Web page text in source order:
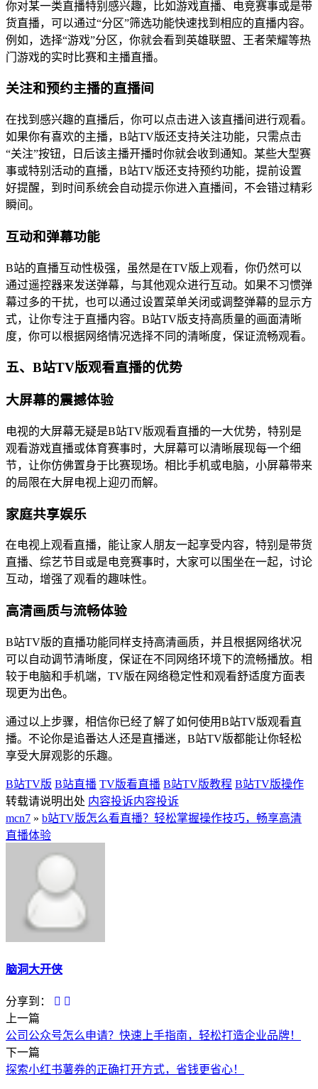
你对某一类直播特别感兴趣，比如游戏直播、电竞赛事或是带
货直播，可以通过“分区”筛选功能快速找到相应的直播内容。
例如，选择“游戏”分区，你就会看到英雄联盟、王者荣耀等热
门游戏的实时比赛和主播直播。
关注和预约主播的直播间
在找到感兴趣的直播后，你可以点击进入该直播间进行观看。
如果你有喜欢的主播，B站TV版还支持关注功能，只需点击
“关注”按钮，日后该主播开播时你就会收到通知。某些大型赛
事或特别活动的直播，B站TV版还支持预约功能，提前设置
好提醒，到时间系统会自动提示你进入直播间，不会错过精彩
瞬间。
互动和弹幕功能
B站的直播互动性极强，虽然是在TV版上观看，你仍然可以
通过遥控器来发送弹幕，与其他观众进行互动。如果不习惯弹
幕过多的干扰，也可以通过设置菜单关闭或调整弹幕的显示方
式，让你专注于直播内容。B站TV版支持高质量的画面清晰
度，你可以根据网络情况选择不同的清晰度，保证流畅观看。
五、B站TV版观看直播的优势
大屏幕的震撼体验
电视的大屏幕无疑是B站TV版观看直播的一大优势，特别是
观看游戏直播或体育赛事时，大屏幕可以清晰展现每一个细
节，让你仿佛置身于比赛现场。相比手机或电脑，小屏幕带来
的局限在大屏电视上迎刃而解。
家庭共享娱乐
在电视上观看直播，能让家人朋友一起享受内容，特别是带货
直播、综艺节目或是电竞赛事时，大家可以围坐在一起，讨论
互动，增强了观看的趣味性。
高清画质与流畅体验
B站TV版的直播功能同样支持高清画质，并且根据网络状况
可以自动调节清晰度，保证在不同网络环境下的流畅播放。相
较于电脑和手机端，TV版在网络稳定性和观看舒适度方面表
现更为出色。
通过以上步骤，相信你已经了解了如何使用B站TV版观看直
播。不论你是追番达人还是直播迷，B站TV版都能让你轻松
享受大屏观影的乐趣。
B站TV版 B站直播 TV版看直播 B站TV版教程 B站TV版操作
转载请说明出处 内容投诉内容投诉
mcn7 » b站TV版怎么看直播？轻松掌握操作技巧，畅享高清
直播体验
脑洞大开侠
分享到：
上一篇
公司公众号怎么申请？快速上手指南，轻松打造企业品牌！
下一篇
探索小红书薯券的正确打开方式，省钱更省心！